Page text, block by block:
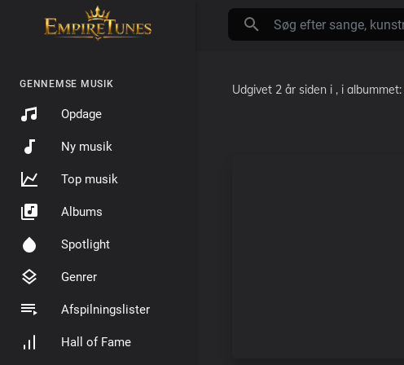
GENNEMSE MUSIK
Opdage
Ny musik
Top musik
Albums
Spotlight
Genrer
Afspilningslister
Hall of Fame
Udgivet 2 år siden i , i albummet: